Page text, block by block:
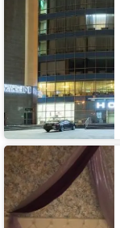
Гостиница
Ark
Group